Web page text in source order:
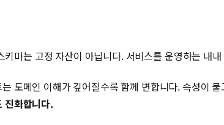
마는 고정 자산이 아닙니다. 서비스를 운영하는 내
도메인 이해가 깊어질수록 함께 변합니다. 속성이
진화합니다.